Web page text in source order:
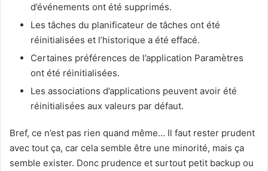
d’événements ont été supprimés.
Les tâches du planificateur de tâches ont été
réinitialisées et l’historique a été effacé.
Certaines préférences de l’application Paramètres
ont été réinitialisées.
Les associations d’applications peuvent avoir été
réinitialisées aux valeurs par défaut.
Bref, ce n’est pas rien quand même… Il faut rester prudent
avec tout ça, car cela semble être une minorité, mais ça
semble exister. Donc prudence et surtout petit backup ou